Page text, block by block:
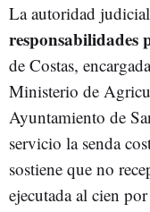
La autoridad judicial
responsabilidades
de Costas,
Ministerio de
Ayuntamiento de
servicio la senda
sostiene que no
ejecutada al cien